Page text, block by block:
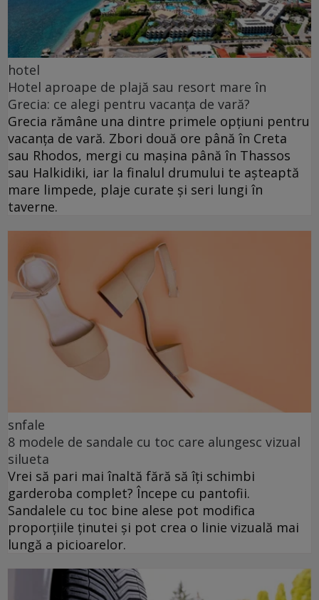
hotel
Hotel aproape de plajă sau resort mare în
Grecia: ce alegi pentru vacanța de vară?
Grecia rămâne una dintre primele opțiuni pentru
vacanța de vară. Zbori două ore până în Creta
sau Rhodos, mergi cu mașina până în Thassos
sau Halkidiki, iar la finalul drumului te așteaptă
mare limpede, plaje curate și seri lungi în
taverne.
snfale
8 modele de sandale cu toc care alungesc vizual
silueta
Vrei să pari mai înaltă fără să îți schimbi
garderoba complet? Începe cu pantofii.
Sandalele cu toc bine alese pot modifica
proporțiile ținutei și pot crea o linie vizuală mai
lungă a picioarelor.